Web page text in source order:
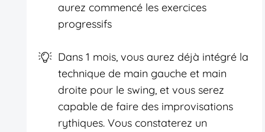
aurez commencé les exercices
progressifs
Dans 1 mois, vous aurez déjà intégré la
technique de main gauche et main
droite pour le swing, et vous serez
capable de faire des improvisations
rythiques. Vous constaterez un